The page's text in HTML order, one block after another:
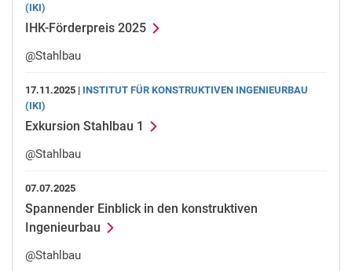
(IKI)
IHK-Förderpreis 2025
@Stahlbau
17.11.2025 | INSTITUT FÜR KONSTRUKTIVEN INGENIEURBAU
(IKI)
Exkursion Stahlbau 1
@Stahlbau
07.07.2025
Spannender Einblick in den konstruktiven
Ingenieurbau
@Stahlbau